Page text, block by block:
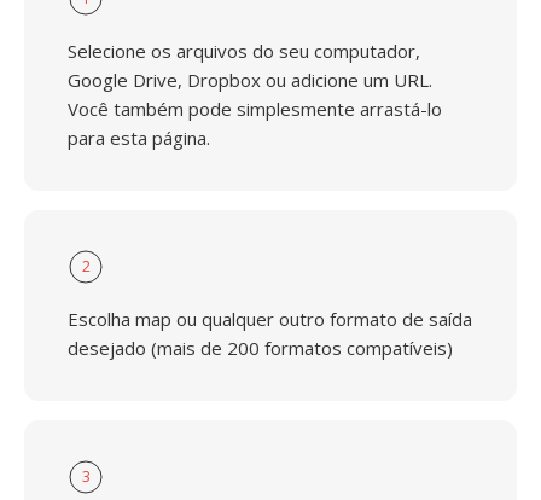
Selecione os arquivos do seu computador,
Google Drive, Dropbox ou adicione um URL.
Você também pode simplesmente arrastá-lo
para esta página.
2
Escolha map ou qualquer outro formato de saída
desejado (mais de 200 formatos compatíveis)
3